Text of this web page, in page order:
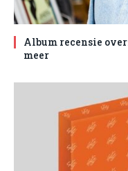
Album recensie
meer